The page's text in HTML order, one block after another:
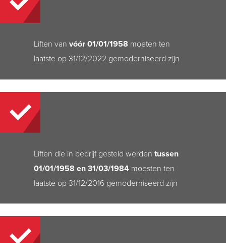
Liften vanvóór 01/01/1958 moeten ten
laatste op 31/12/2022 gemoderniseerd zijn
Liften die in bedrijf gesteld werdentussen
01/01/1958 en 31/03/1984 moesten ten
laatste op 31/12/2016 gemoderniseerd zijn